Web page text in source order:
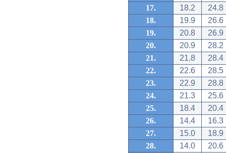
17.
18.2
24.8
18.
19.9
26.6
19.
20.8
26.9
20.
20.9
28.2
21.
21.8
28.4
22.
22.6
28.5
23.
22.9
28.8
24.
21.3
25.6
25.
18.4
20.4
26.
14.4
16.3
27.
15.0
18.9
28.
14.0
20.6